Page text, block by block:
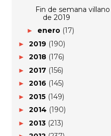
Fin de semana
de 2019
► enero (17)
► 2019 (190)
► 2018 (176)
► 2017 (156)
► 2016 (145)
► 2015 (149)
► 2014 (190)
► 2013 (213)